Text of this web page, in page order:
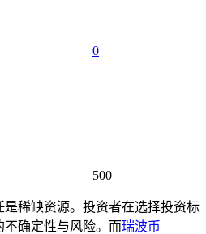
0
500
稀缺资源。投资者在选择投资标
确定性与风险。而瑞波币